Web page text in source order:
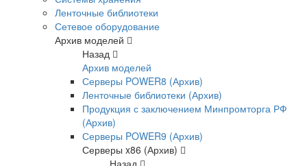
Ленточные библиотеки
Сетевое оборудование
Архив моделей
Назад
Архив моделей
Серверы POWER8 (Архив)
Ленточные библиотеки (Архив)
Продукция с заключением Минпромторга РФ
(Архив)
Серверы POWER9 (Архив)
Серверы x86 (Архив)